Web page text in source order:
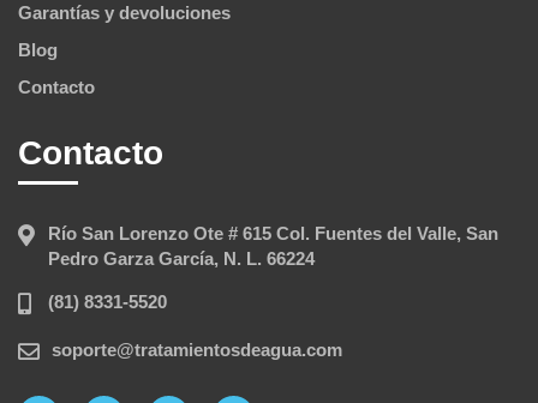
Garantías y devoluciones
Blog
Contacto
Contacto
Río San Lorenzo Ote # 615 Col. Fuentes del Valle, San
Pedro Garza García, N. L. 66224
(81) 8331-5520
soporte@tratamientosdeagua.com